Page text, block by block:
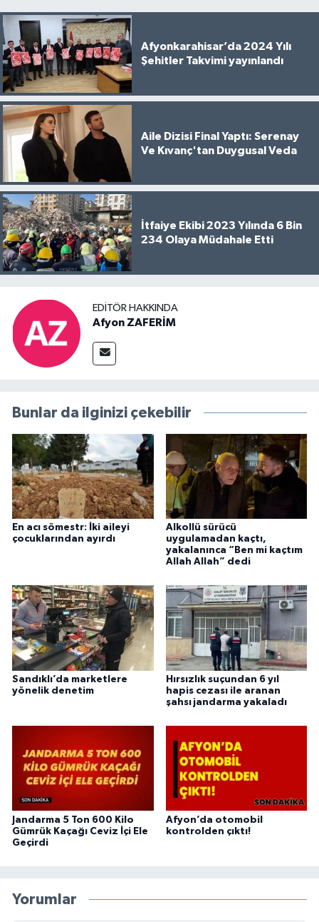
Afyonkarahisar’da 2024 Yılı
Şehitler Takvimi yayınlandı
Aile Dizisi Final Yaptı: Serenay
Ve Kıvanç'tan Duygusal Veda
İtfaiye Ekibi 2023 Yılında 6 Bin
234 Olaya Müdahale Etti
EDITÖR HAKKINDA
Afyon ZAFERİM
Bunlar da ilginizi çekebilir
En acı sömestr: İki aileyi
çocuklarından ayırdı
Alkollü sürücü
uygulamadan kaçtı,
yakalanınca “Ben mi kaçtım
Allah Allah” dedi
Sandıklı’da marketlere
yönelik denetim
Hırsızlık suçundan 6 yıl
hapis cezası ile aranan
şahsı jandarma yakaladı
Jandarma 5 Ton 600 Kilo
Gümrük Kaçağı Ceviz İçi Ele
Geçirdi
Afyon’da otomobil
kontrolden çıktı!
Yorumlar